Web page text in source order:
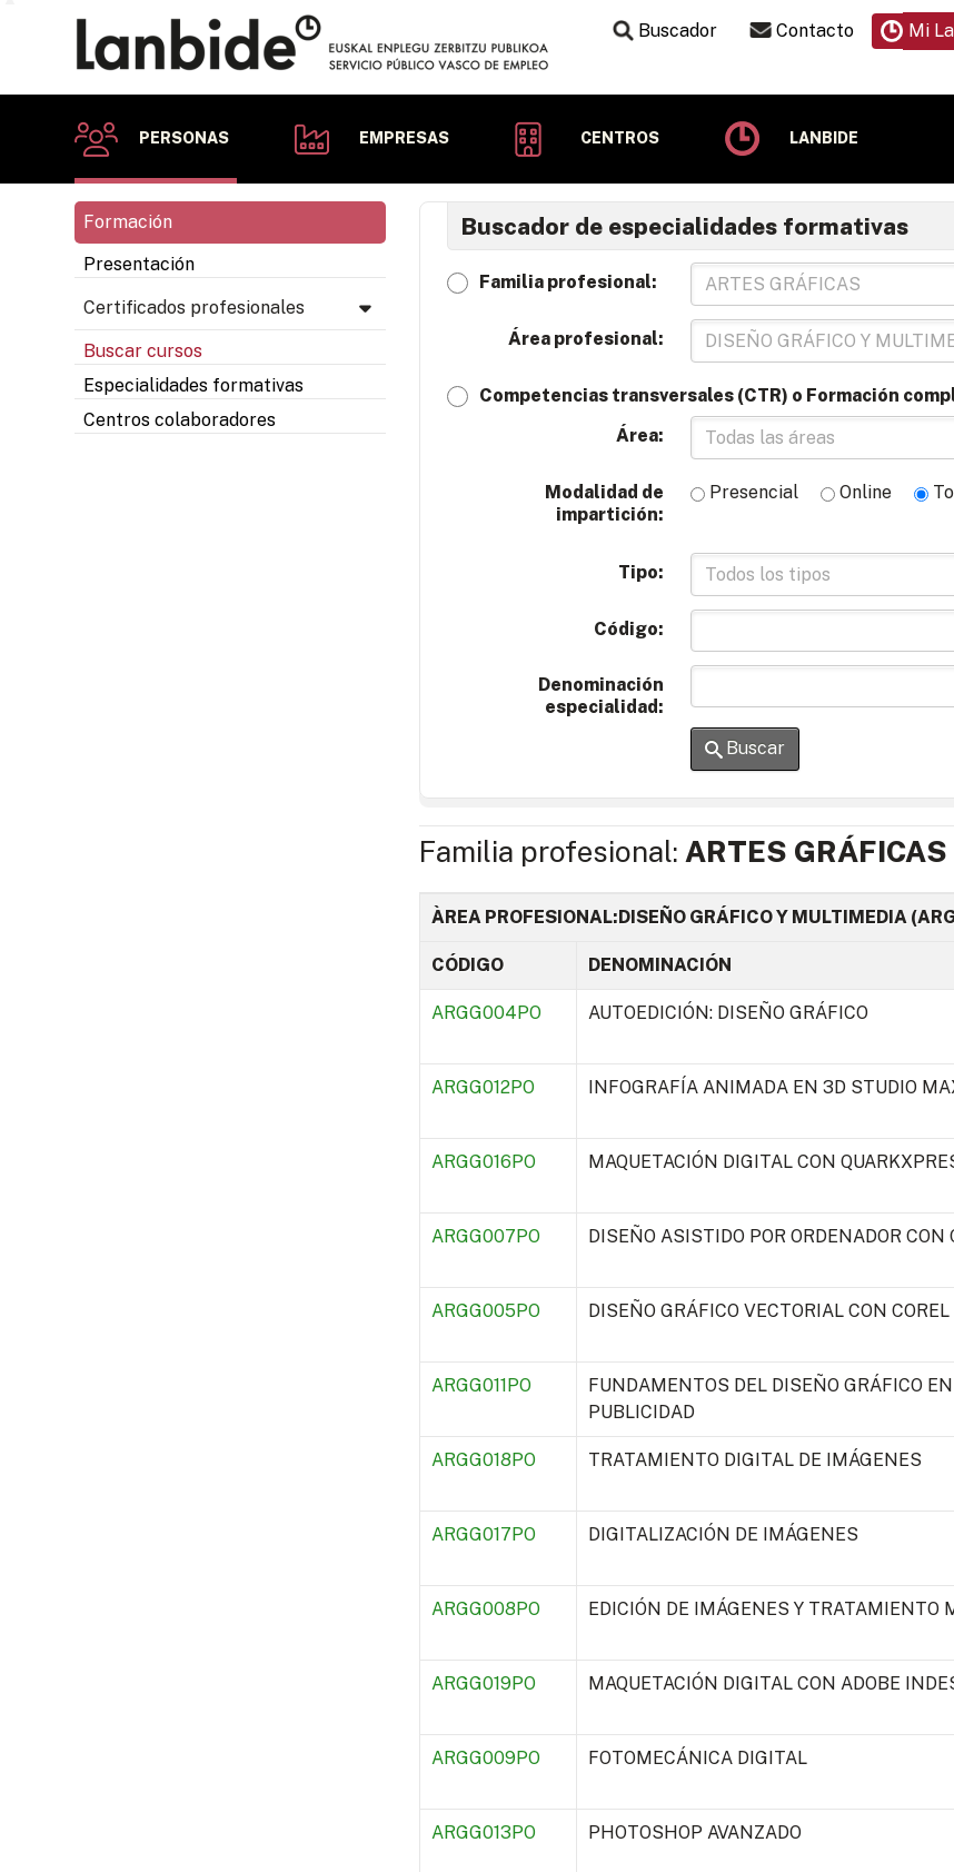
Buscador Contacto Mi
PERSONAS EMPRESAS CENTROS LANBIDE
Formación
Presentación
Certificados profesionales
Buscar cursos
Especialidades formativas
Centros colaboradores
Buscador de especialidades formativas
Familia profesional:
Área profesional:
Competencias transversales (CTR) o Formación
Área:
Modalidad de
impartición:
Presencial Online
Tipo:
Código:
Denominación
especialidad:
Buscar
Familia profesional: ARTES GRÁFICAS
ÀREA PROFESIONAL:DISEÑO GRÁFICO Y MULTIMEDIA
CÓDIGO DENOMINACIÓN
ARGG004PO AUTOEDICIÓN: DISEÑO GRÁFICO
ARGG012PO INFOGRAFÍA ANIMADA EN 3D STUDIO
ARGG016PO MAQUETACIÓN DIGITAL CON
ARGG007PO DISEÑO ASISTIDO POR ORDENADOR CON
ARGG005PO DISEÑO GRÁFICO VECTORIAL CON COREL
ARGG011PO
FUNDAMENTOS DEL DISEÑO GRÁFICO
PUBLICIDAD
ARGG018PO TRATAMIENTO DIGITAL DE IMÁGENES
ARGG017PO DIGITALIZACIÓN DE IMÁGENES
ARGG008PO EDICIÓN DE IMÁGENES Y TRATAMIENTO
ARGG019PO MAQUETACIÓN DIGITAL CON ADOBE
ARGG009PO FOTOMECÁNICA DIGITAL
ARGG013PO PHOTOSHOP AVANZADO